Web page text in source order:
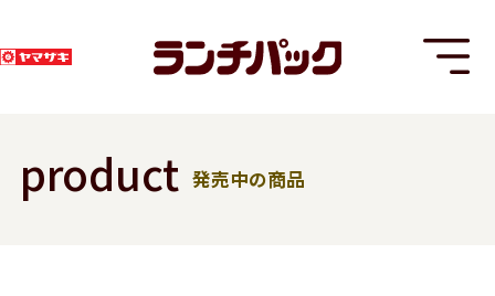
product 発売中の商品